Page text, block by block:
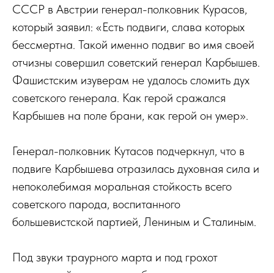
СССР в Австрии генерал-полковник Курасов,
который заявил: «Есть подвиги, слава которых
бессмертна. Такой именно подвиг во имя своей
отчизны совершил советский генерал Карбышев.
Фашистским изуверам не удалось сломить дух
советского генерала. Как герой сражался
Карбышев на поле брани, как герой он умер».
Генерал-полковник Кутасов подчеркнул, что в
подвиге Карбышева отразилась духовная сила и
непоколебимая моральная стойкость всего
советского парода, воспитанного
большевистской партией, Лениным и Сталиным.
Под звуки траурного марта и под грохот